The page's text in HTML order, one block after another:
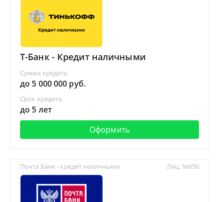
Т-Банк - Кредит наличными
Сумма кредита
до 5 000 000 руб.
Срок кредита
до 5 лет
Оформить
Почта Банк - кредит наличными Лиц. №650